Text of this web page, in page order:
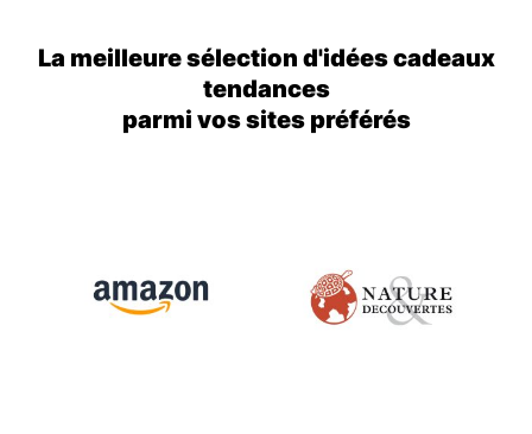
La meilleure sélection d'idées cadeaux
tendances
parmi vos sites préférés